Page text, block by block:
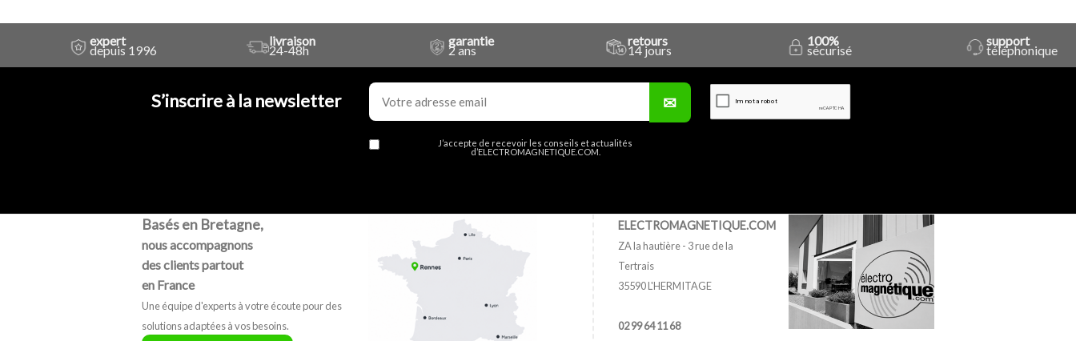
expert
depuis 1996
livraison
24-48h
garantie
2 ans
retours
14 jours
100%
sécurisé
support
téléphonique
S’inscrire à la newsletter
J’accepte de recevoir les conseils et actualités
d’ELECTROMAGNETIQUE.COM.
Basés en Bretagne,
nous accompagnons
des clients partout
en France
Une équipe d'experts à votre écoute pour des
solutions adaptées à vos besoins.
ELECTROMAGNETIQUE.COM
ZA la hautière - 3 rue de la
Tertrais
35590 L'HERMITAGE
02 99 64 11 68